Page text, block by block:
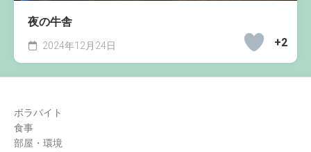
夜の牛舎
+2
2024年12月24日
ボラバイト
食事
部屋・環境